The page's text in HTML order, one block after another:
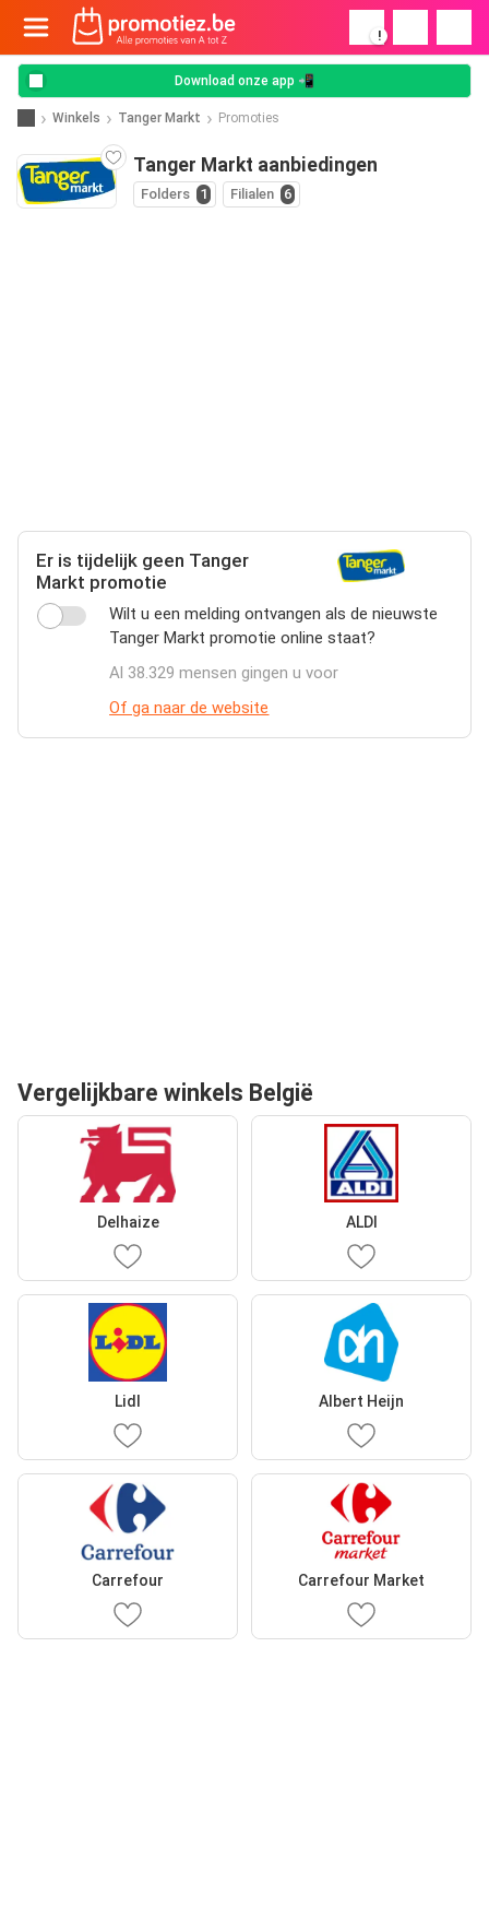
!
Download onze app 📲
Winkels Tanger Markt Promoties
Tanger Markt aanbiedingen
Folders 1 Filialen 6
Er is tijdelijk geen Tanger
Markt promotie
Wilt u een melding ontvangen als de nieuwste
Tanger Markt promotie online staat?
Al 38.329 mensen gingen u voor
Of ga naar de website
Vergelijkbare winkels België
Delhaize ALDI
Lidl Albert Heijn
Carrefour Carrefour Market